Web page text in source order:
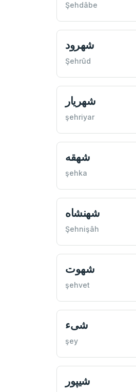
Şehdâbe
شهرود
Şehrûd
شهریار
şehriyar
شهقه
şehka
شهنشاه
Şehnişâh
شهوت
şehvet
شیء
şey
شيپور